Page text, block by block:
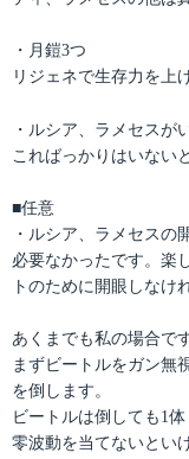
・月鎧3つ
リジェネで生存力を上
・ルシア、ラメセスが
こればっかりはいない
■任意
・ルシア、ラメセスの
必要なかったです。楽
トのために開眼しなけ
あくまでも私の場合で
まずビートルをガン無
を倒します。
ビートルは倒しても1体
零波動を当てないとい